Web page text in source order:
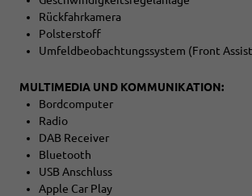
Rückfahrkamera
Polsterstoff
Umfeldbeobachtungssystem (Front
MULTIMEDIA UND KOMMUNIKATION:
Bordcomputer
Radio
DAB Receiver
Bluetooth
USB Anschluss
Apple Car Play